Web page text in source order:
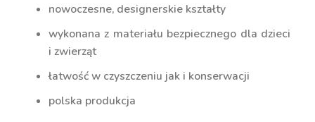
nowoczesne, designerskie kształty
wykonana z materiału bezpiecznego dla dzieci
i zwierząt
łatwość w czyszczeniu jak i konserwacji
polska produkcja